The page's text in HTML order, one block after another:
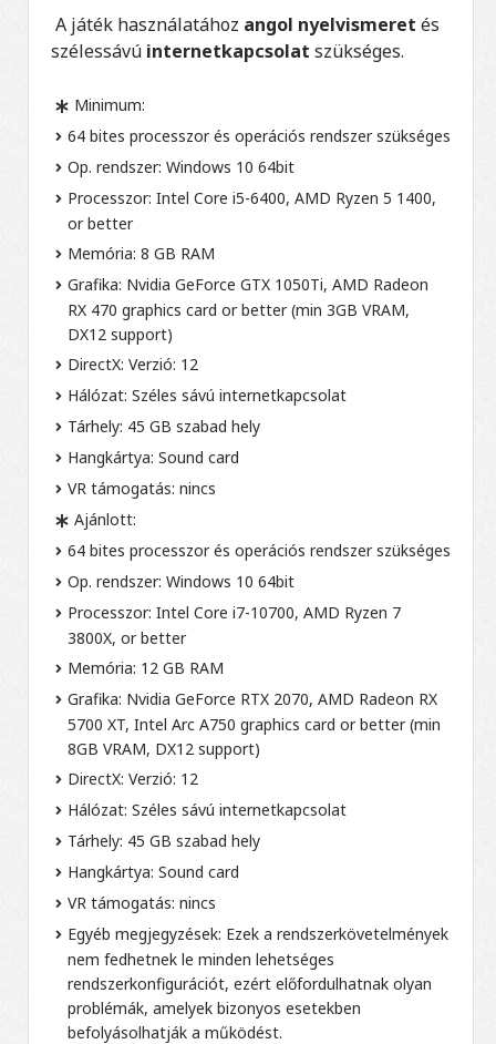
A játék használatához angol nyelvismeret és
szélessávú internetkapcsolat szükséges.
Minimum:
64 bites processzor és operációs rendszer szükséges
Op. rendszer: Windows 10 64bit
Processzor: Intel Core i5-6400, AMD Ryzen 5 1400,
or better
Memória: 8 GB RAM
Grafika: Nvidia GeForce GTX 1050Ti, AMD Radeon
RX 470 graphics card or better (min 3GB VRAM,
DX12 support)
DirectX: Verzió: 12
Hálózat: Széles sávú internetkapcsolat
Tárhely: 45 GB szabad hely
Hangkártya: Sound card
VR támogatás: nincs
Ajánlott:
64 bites processzor és operációs rendszer szükséges
Op. rendszer: Windows 10 64bit
Processzor: Intel Core i7-10700, AMD Ryzen 7
3800X, or better
Memória: 12 GB RAM
Grafika: Nvidia GeForce RTX 2070, AMD Radeon RX
5700 XT, Intel Arc A750 graphics card or better (min
8GB VRAM, DX12 support)
DirectX: Verzió: 12
Hálózat: Széles sávú internetkapcsolat
Tárhely: 45 GB szabad hely
Hangkártya: Sound card
VR támogatás: nincs
Egyéb megjegyzések: Ezek a rendszerkövetelmények
nem fedhetnek le minden lehetséges
rendszerkonfigurációt, ezért előfordulhatnak olyan
problémák, amelyek bizonyos esetekben
befolyásolhatják a működést.